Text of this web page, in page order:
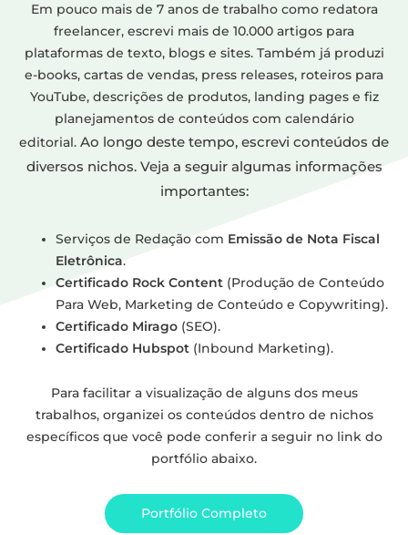
Em pouco mais de 7 anos de trabalho como redatora
freelancer, escrevi mais de 10.000 artigos para
plataformas de texto, blogs e sites. Também já produzi
e-books, cartas de vendas, press releases, roteiros para
YouTube, descrições de produtos, landing pages e fiz
planejamentos de conteúdos com calendário
editorial. Ao longo deste tempo, escrevi conteúdos de
diversos nichos. Veja a seguir algumas informações
importantes:
Serviços de Redação com Emissão de Nota Fiscal
Eletrônica.
Certificado Rock Content (Produção de Conteúdo
Para Web, Marketing de Conteúdo e Copywriting).
Certificado Mirago (SEO).
Certificado Hubspot (Inbound Marketing).
Para facilitar a visualização de alguns dos meus
trabalhos, organizei os conteúdos dentro de nichos
específicos que você pode conferir a seguir no link do
portfólio abaixo.
Portfólio Completo